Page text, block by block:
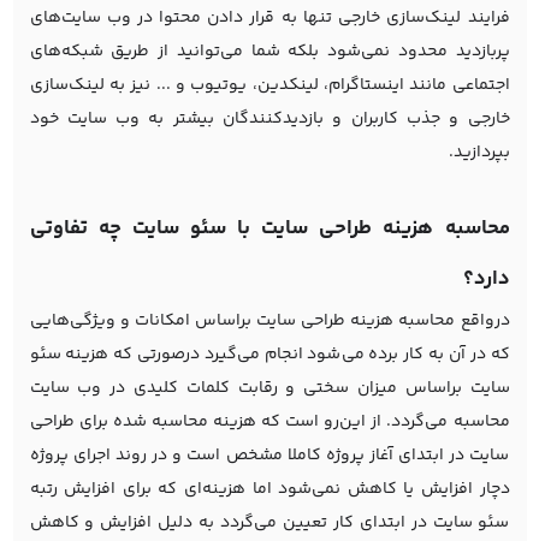
فرایند لینک‌سازی خارجی تنها به قرار دادن محتوا در وب سایت‌های
پربازدید محدود نمی‌شود بلکه شما می‌توانید از طریق شبکه‌های
اجتماعی مانند اینستاگرام، لینکدین، یوتیوب و ... نیز به لینک‌سازی
خارجی و جذب کاربران و بازدیدکنندگان بیشتر به وب سایت خود
بپردازید.
محاسبه هزینه طراحی سایت با سئو سایت چه تفاوتی
دارد؟
درواقع محاسبه هزینه طراحی سایت براساس امکانات و ویژگی‌هایی
که در آن به کار برده می‌شود انجام می‌گیرد درصورتی که هزینه سئو
سایت براساس میزان سختی و رقابت کلمات کلیدی در وب سایت
محاسبه می‌گردد. از این‌رو است که هزینه محاسبه شده برای طراحی
سایت در ابتدای آغاز پروژه کاملا مشخص است و در روند اجرای پروژه
دچار افزایش یا کاهش نمی‌شود اما هزینه‌ای که برای افزایش رتبه
سئو سایت در ابتدای کار تعیین می‌گردد به دلیل افزایش و کاهش